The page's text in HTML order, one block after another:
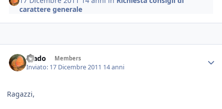
carattere generale
Wado Members
Inviato: 17 Dicembre 2011 14 anni
Ragazzi,